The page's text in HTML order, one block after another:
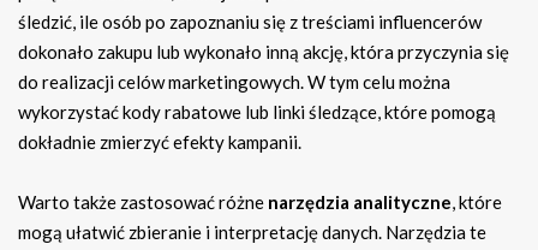
śledzić, ile osób po zapoznaniu się z treściami influencerów
dokonało zakupu lub wykonało inną akcję, która przyczynia się
do realizacji celów marketingowych. W tym celu można
wykorzystać kody rabatowe lub linki śledzące, które pomogą
dokładnie zmierzyć efekty kampanii.
Warto także zastosować różne narzędzia analityczne, które
mogą ułatwić zbieranie i interpretację danych. Narzędzia te